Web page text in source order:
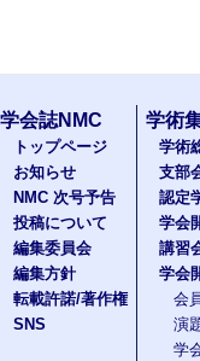
学会誌NMC
トップページ
お知らせ
NMC 次号予告
投稿について
編集委員会
編集方針
転載許諾/著作権
SNS
学術
学術
支部
認定
学会
講習
学会
会
演
学